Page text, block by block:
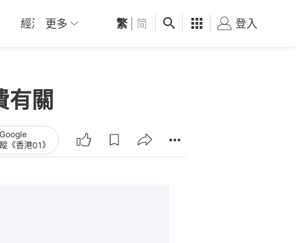
經濟 01深圳 觀點 健康 好食玩飛
更多 繁 简 登入
關
《香港01》